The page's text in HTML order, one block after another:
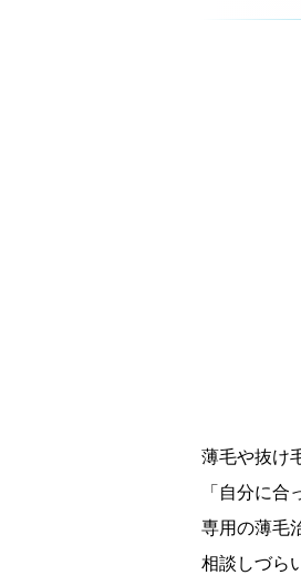
薄毛や抜け
「自分に
専用の薄毛
相談しづら